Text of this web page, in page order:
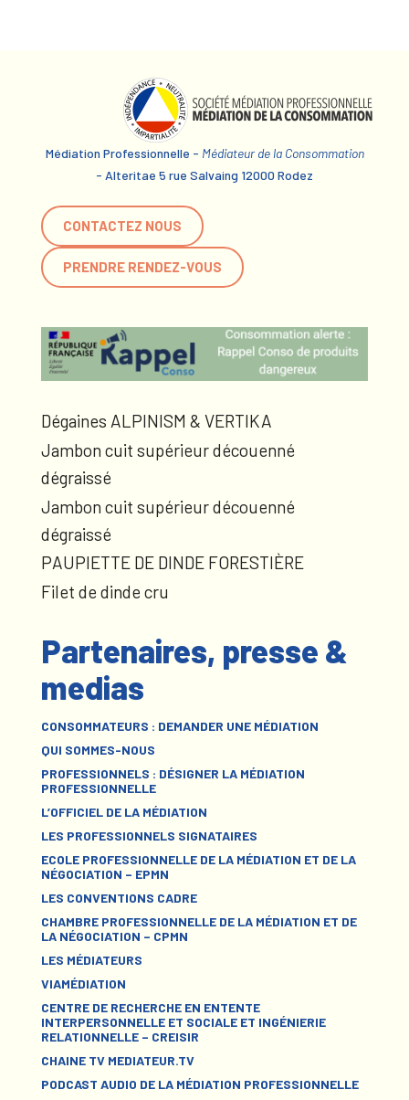
Médiation Professionnelle - Médiateur de la Consommation
- Alteritae 5 rue Salvaing 12000 Rodez
CONTACTEZ NOUS
PRENDRE RENDEZ-VOUS
Dégaines ALPINISM & VERTIKA
Jambon cuit supérieur découenné
dégraissé
Jambon cuit supérieur découenné
dégraissé
PAUPIETTE DE DINDE FORESTIÈRE
Filet de dinde cru
Partenaires, presse &
medias
CONSOMMATEURS : DEMANDER UNE MÉDIATION
QUI SOMMES-NOUS
PROFESSIONNELS : DÉSIGNER LA MÉDIATION
PROFESSIONNELLE
L’OFFICIEL DE LA MÉDIATION
LES PROFESSIONNELS SIGNATAIRES
ECOLE PROFESSIONNELLE DE LA MÉDIATION ET DE LA
NÉGOCIATION – EPMN
LES CONVENTIONS CADRE
CHAMBRE PROFESSIONNELLE DE LA MÉDIATION ET DE
LA NÉGOCIATION – CPMN
LES MÉDIATEURS
VIAMÉDIATION
CENTRE DE RECHERCHE EN ENTENTE
INTERPERSONNELLE ET SOCIALE ET INGÉNIERIE
RELATIONNELLE – CREISIR
CHAINE TV MEDIATEUR.TV
PODCAST AUDIO DE LA MÉDIATION PROFESSIONNELLE